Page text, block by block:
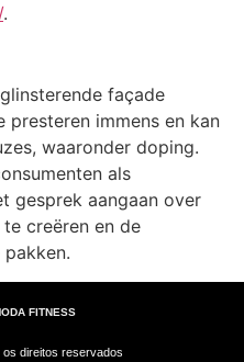
.
façade
immens en kan
waaronder doping.
als
gesprek aangaan over
creëren en de
FITNESS
direitos reservados